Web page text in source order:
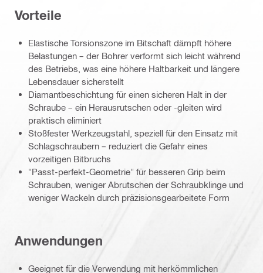
Vorteile
Elastische Torsionszone im Bitschaft dämpft höhere
Belastungen – der Bohrer verformt sich leicht während
des Betriebs, was eine höhere Haltbarkeit und längere
Lebensdauer sicherstellt
Diamantbeschichtung für einen sicheren Halt in der
Schraube – ein Herausrutschen oder -gleiten wird
praktisch eliminiert
Stoßfester Werkzeugstahl, speziell für den Einsatz mit
Schlagschraubern – reduziert die Gefahr eines
vorzeitigen Bitbruchs
"Passt-perfekt-Geometrie" für besseren Grip beim
Schrauben, weniger Abrutschen der Schraubklinge und
weniger Wackeln durch präzisionsgearbeitete Form
Anwendungen
Geeignet für die Verwendung mit herkömmlichen